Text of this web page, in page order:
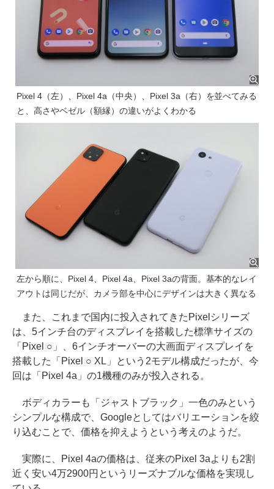
Pixel 4（左）、Pixel 4a（中央）、Pixel 3a（右）を並べてみる
と、高さやベゼル（額縁）の違いがよくわかる
左から順に、Pixel 4、Pixel 4a、Pixel 3aの背面。基本的なレイ
アウトは同じだが、カメラ部を中心にデザインは大きく異なる
また、これまで国内に投入されてきたPixelシリーズ
は、5インチ台のディスプレイを搭載した標準サイズの
「Pixel ○」、6インチオーバーの大画面ディスプレイを
搭載した「Pixel ○ XL」という2モデル構成だったが、今
回は「Pixel 4a」の1機種のみが投入される。
ボディカラーも「ジャストブラック」一色のみという
シンプルな構成で、Googleとしてはバリエーションを絞
り込むことで、価格を抑えようという考えのようだ。
実際に、Pixel 4aの価格は、従来のPixel 3aよりも2割
近く安い4万2900円というリーズナブルな価格を実現し